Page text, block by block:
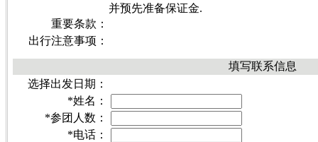
并预先准备保证金.
重要条款：
出行注意事项：
填写联系信息
选择出发日期：
*姓名：
*参团人数：
*电话：